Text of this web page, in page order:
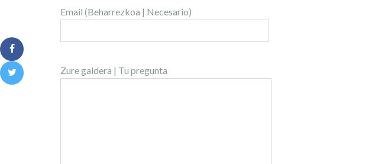
Email (Beharrezkoa | Necesario)
Zure galdera | Tu pregunta